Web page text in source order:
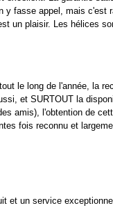
y fasse appel, mais
un plaisir. Les hélices
le long de l'année, la
et SURTOUT la
amis), l'obtention de
fois reconnu et
et un service exceptionnel